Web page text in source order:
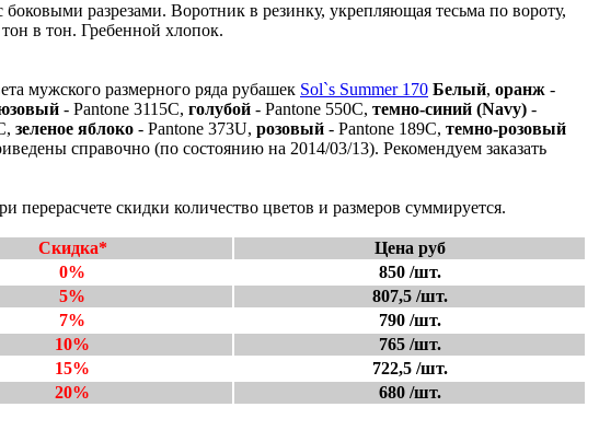
разрезами. Воротник в резинку, укрепляющая тесьма по вороту,
в тон. Гребенной хлопок.
мужского размерного ряда рубашек Sol`s Summer 170 Белый, оранж -
- Pantone 3115C, голубой - Pantone 550C, темно-синий (Navy) -
зеленое яблоко - Pantone 373U, розовый - Pantone 189C, темно-розовый
справочно (по состоянию на 2014/03/13). Рекомендуем заказать
перерасчете скидки количество цветов и размеров суммируется.
Скидка*
Цена руб
0%
850 /шт.
5%
807,5 /шт.
7%
790 /шт.
10%
765 /шт.
15%
722,5 /шт.
20% 680 /шт.